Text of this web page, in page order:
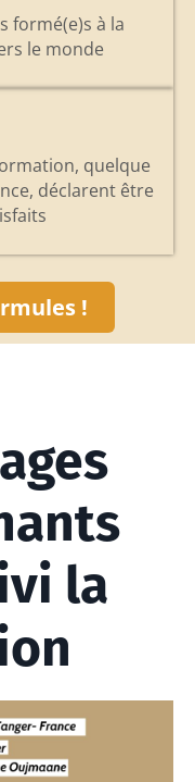
formé(e)s à la
le monde
quelque
déclarent être
!
la